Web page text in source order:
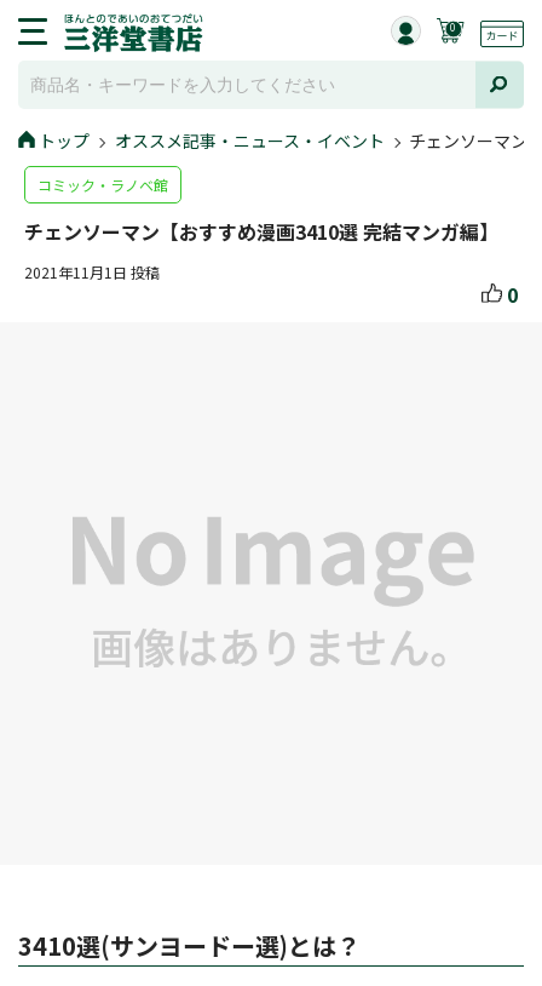
0
トップ オススメ記事・ニュース・イベント チェンソーマン
コミック・ラノベ館
チェンソーマン【おすすめ漫画3410選 完結マンガ編】
2021年11月1日 投稿
0
3410選(サンヨードー選)とは？